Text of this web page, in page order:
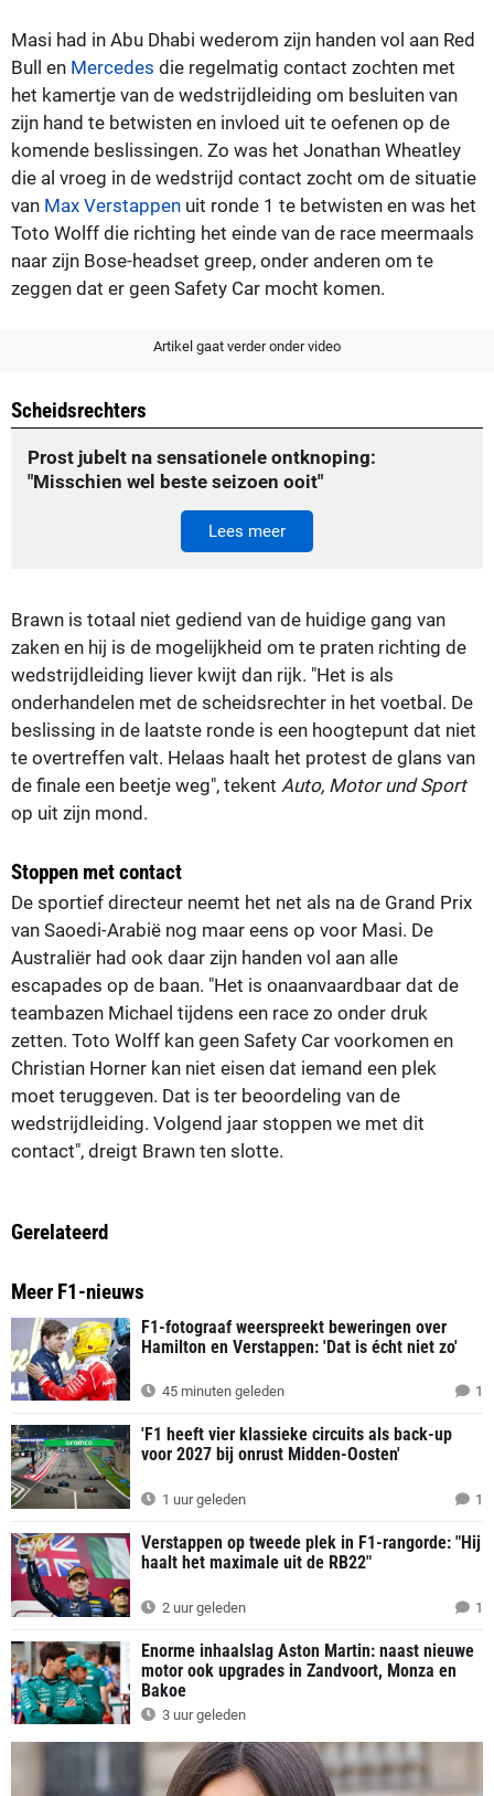
Masi had in Abu Dhabi wederom zijn handen vol aan Red
Bull en Mercedes die regelmatig contact zochten met
het kamertje van de wedstrijdleiding om besluiten van
zijn hand te betwisten en invloed uit te oefenen op de
komende beslissingen. Zo was het Jonathan Wheatley
die al vroeg in de wedstrijd contact zocht om de situatie
van Max Verstappen uit ronde 1 te betwisten en was het
Toto Wolff die richting het einde van de race meermaals
naar zijn Bose-headset greep, onder anderen om te
zeggen dat er geen Safety Car mocht komen.
Artikel gaat verder onder video
Scheidsrechters
Prost jubelt na sensationele ontknoping:
"Misschien wel beste seizoen ooit"
Lees meer
Brawn is totaal niet gediend van de huidige gang van
zaken en hij is de mogelijkheid om te praten richting de
wedstrijdleiding liever kwijt dan rijk. "Het is als
onderhandelen met de scheidsrechter in het voetbal. De
beslissing in de laatste ronde is een hoogtepunt dat niet
te overtreffen valt. Helaas haalt het protest de glans van
de finale een beetje weg", tekent Auto, Motor und Sport
op uit zijn mond.
Stoppen met contact
De sportief directeur neemt het net als na de Grand Prix
van Saoedi-Arabië nog maar eens op voor Masi. De
Australiër had ook daar zijn handen vol aan alle
escapades op de baan. "Het is onaanvaardbaar dat de
teambazen Michael tijdens een race zo onder druk
zetten. Toto Wolff kan geen Safety Car voorkomen en
Christian Horner kan niet eisen dat iemand een plek
moet teruggeven. Dat is ter beoordeling van de
wedstrijdleiding. Volgend jaar stoppen we met dit
contact", dreigt Brawn ten slotte.
Gerelateerd
Meer F1-nieuws
F1-fotograaf weerspreekt beweringen over
Hamilton en Verstappen: 'Dat is écht niet zo'
45 minuten geleden 1
'F1 heeft vier klassieke circuits als back-up
voor 2027 bij onrust Midden-Oosten'
1 uur geleden 1
Verstappen op tweede plek in F1-rangorde: "Hij
haalt het maximale uit de RB22"
2 uur geleden 1
Enorme inhaalslag Aston Martin: naast nieuwe
motor ook upgrades in Zandvoort, Monza en
Bakoe
3 uur geleden